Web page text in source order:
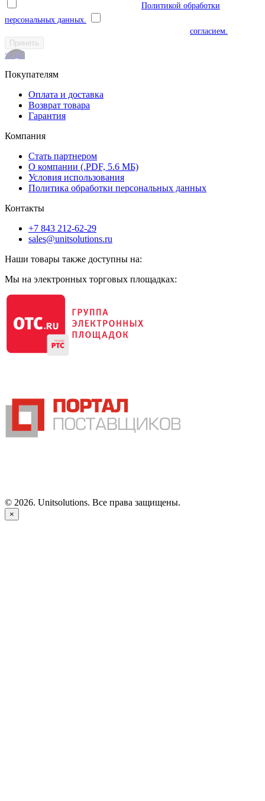
Политикой обработки
персональных данных.
согласием.
Принять
scroll
Покупателям
Оплата и доставка
Возврат товара
Гарантия
Компания
Стать партнером
О компании (.PDF, 5.6 МБ)
Условия использования
Политика обработки персональных данных
Контакты
+7 843 212-62-29
sales@unitsolutions.ru
Наши товары также доступны на:
Мы на электронных торговых площадках:
© 2026. Unitsolutions. Все права защищены.
×